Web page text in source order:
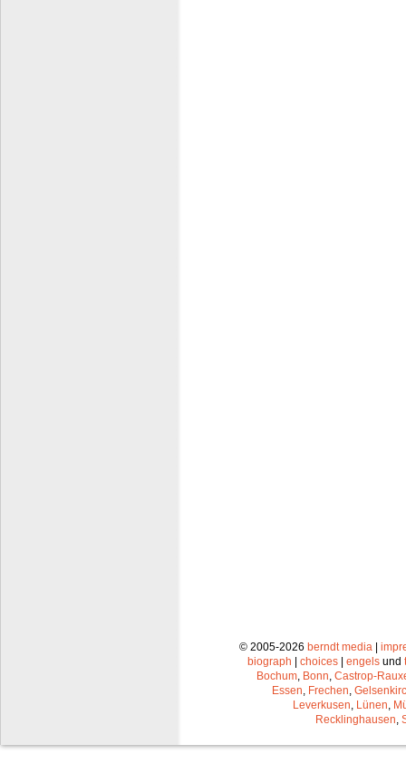
© 2005-2026 berndt media |
biograph | choices | engels und
Bochum Bonn Castrop-
Essen Frechen
Leverkusen Lünen
Recklinghausen